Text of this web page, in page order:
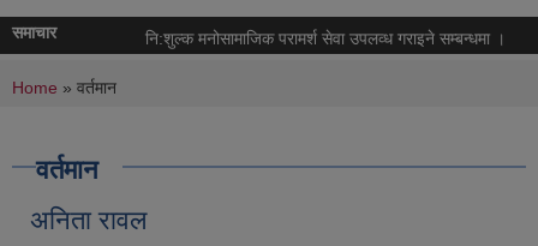
समाचार नि:शुल्क मनोसामाजिक परामर्श सेवा उपलव्ध गराइने सम्बन्धमा ।
You are here
Home » वर्तमान
वर्तमान
अनिता रावल